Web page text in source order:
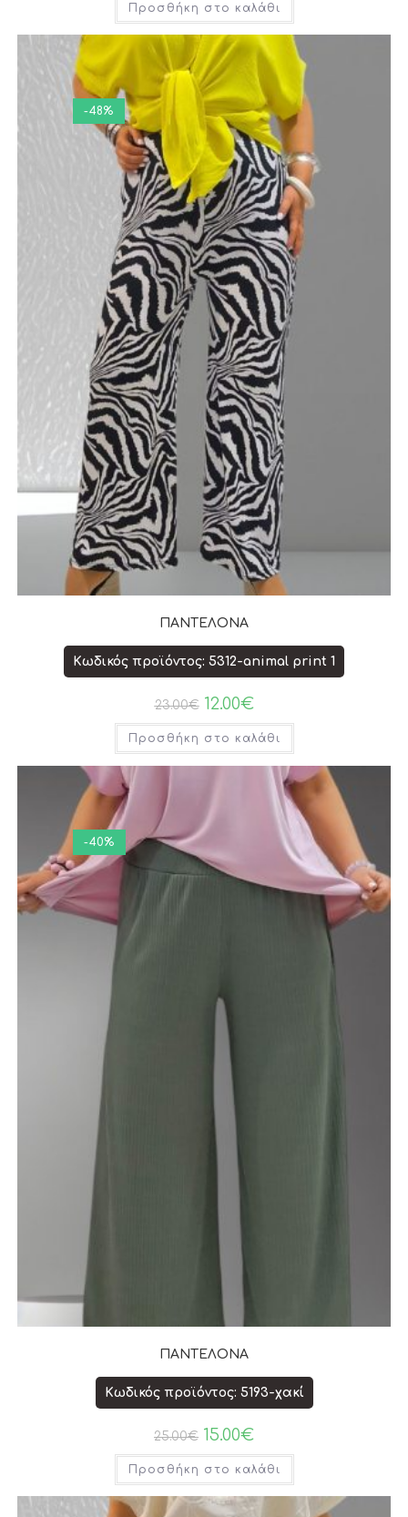
Προσθήκη στο καλάθι
-48%
ΠΑΝΤΕΛΟΝΑ
Κωδικός προϊόντος: 5312-animal print 1
23.00€ 12.00€
Προσθήκη στο καλάθι
-40%
ΠΑΝΤΕΛΟΝΑ
Κωδικός προϊόντος: 5193-χακί
25.00€ 15.00€
Προσθήκη στο καλάθι